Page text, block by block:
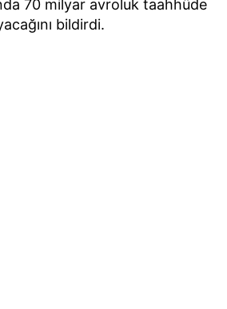
70 milyar avroluk taahhüde
bildirdi.